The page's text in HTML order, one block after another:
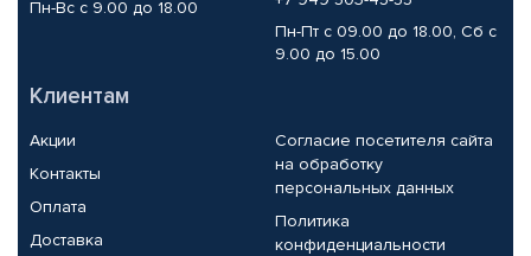
Пн-Вс с 9.00 до 18.00
Пн-Пт с 09.00 до 18.00, Сб с
9.00 до 15.00
Клиентам
Акции
Контакты
Оплата
Доставка
Согласие посетителя сайта
на обработку
персональных данных
Политика
конфиденциальности